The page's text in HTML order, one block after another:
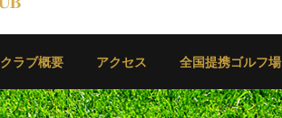
クラブ概要 アクセス 全国提携ゴルフ場